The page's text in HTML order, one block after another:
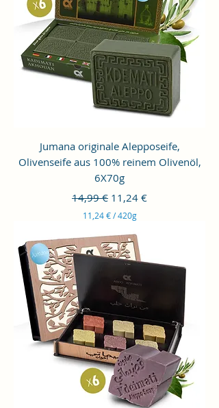
€
p
a
r
4
2
0
G
r
a
s
Jumana originale Alepposeife,
Olivenseife aus 100% reinem Olivenöl,
6X70g
Prix original
14,99 € Prix promotionnel
11,24 €
11,24 € /420g
1
,
2
€
p
a
r
4
2
0
G
r
a
m